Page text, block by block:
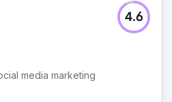
dat direct aan de consument
bereikt in de online verkoop.
acquisitiekosten op Meta en
herhaalaankopen • Lage
creatieve producten
weergeven) •
mailmarketing • Beperkte
media marketing
4.6